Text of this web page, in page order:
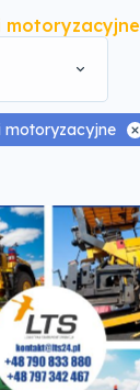
motoryzacyjne
motoryzacyjne